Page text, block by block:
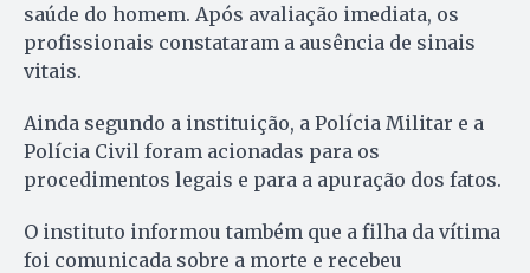
saúde do homem. Após avaliação imediata, os
profissionais constataram a ausência de sinais
vitais.
Ainda segundo a instituição, a Polícia Militar e a
Polícia Civil foram acionadas para os
procedimentos legais e para a apuração dos fatos.
O instituto informou também que a filha da vítima
foi comunicada sobre a morte e recebeu